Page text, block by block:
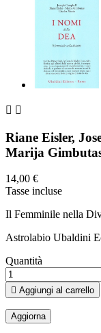
 
Riane Eisler,
Marija
14,00 €
Tasse incluse
Il Femminile nella
Astrolabio Ubaldini
Quantità
 Aggiungi al carrello